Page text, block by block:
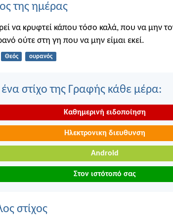
της ημέρας
να κρυφτεί κάπου τόσο καλά, που να μην
ούτε στη γη που να μην είμαι εκεί.
Θεός ουρανός
στίχο της Γραφής κάθε μέρα:
Καθημερινή ειδοποίηση
Ηλεκτρονικη διευθυνση
Android
Στον ιστότοπό σας
στίχος